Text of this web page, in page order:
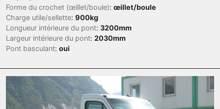
Forme du crochet (œillet/boule): œillet/boule
Charge utile/sellette: 900kg
Longueur intérieure du pont: 3200mm
Largeur intérieure du pont: 2030mm
Pont basculant: oui